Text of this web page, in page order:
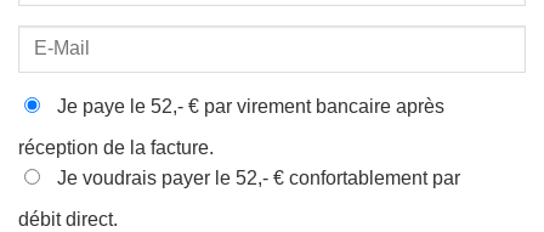
Je paye le 52,- € par virement bancaire après
réception de la facture.
Je voudrais payer le 52,- € confortablement par
débit direct.